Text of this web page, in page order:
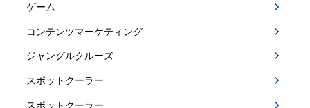
ゲーム
コンテンツマーケティング
ジャングルクルーズ
スポットクーラー
スポットクーラー